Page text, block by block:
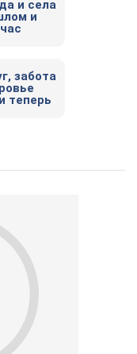
и села
и
забота
теперь